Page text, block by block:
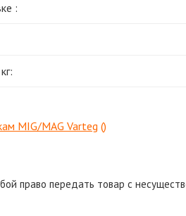
:
MIG/MAG Varteg ()
право передать товар с